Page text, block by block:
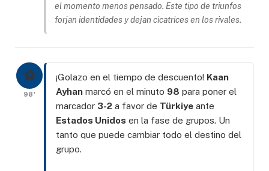
el momento menos pensado. Este tipo de triunfos
forjan identidades y dejan cicatrices en los rivales.
⚽
98'
¡Golazo en el tiempo de descuento! Kaan
Ayhan marcó en el minuto 98 para poner el
marcador 3-2 a favor de Türkiye ante
Estados Unidos en la fase de grupos. Un
tanto que puede cambiar todo el destino del
grupo.